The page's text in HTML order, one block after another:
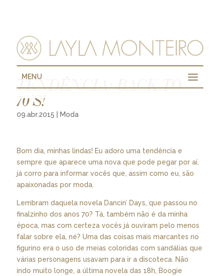
MENU
TENDÊNCIA: BACK TO
70’S!
09.abr.2015 Moda
Bom dia, minhas lindas! Eu adoro uma tendência e
sempre que aparece uma nova que pode pegar por aí,
já corro para informar vocês que, assim como eu, são
apaixonadas por moda.
Lembram daquela novela Dancin’ Days, que passou no
finalzinho dos anos 70? Tá, também não é da minha
época, mas com certeza vocês já ouviram pelo menos
falar sobre ela, né? Uma das coisas mais marcantes no
figurino era o uso de meias coloridas com sandálias que
várias personagens usavam para ir a discoteca. Não
indo muito longe, a última novela das 18h, Boogie